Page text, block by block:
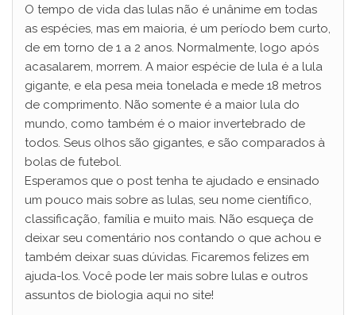
O tempo de vida das lulas não é unânime em todas
as espécies, mas em maioria, é um período bem curto,
de em torno de 1 a 2 anos. Normalmente, logo após
acasalarem, morrem. A maior espécie de lula é a lula
gigante, e ela pesa meia tonelada e mede 18 metros
de comprimento. Não somente é a maior lula do
mundo, como também é o maior invertebrado de
todos. Seus olhos são gigantes, e são comparados à
bolas de futebol.
Esperamos que o post tenha te ajudado e ensinado
um pouco mais sobre as lulas, seu nome científico,
classificação, família e muito mais. Não esqueça de
deixar seu comentário nos contando o que achou e
também deixar suas dúvidas. Ficaremos felizes em
ajuda-los. Você pode ler mais sobre lulas e outros
assuntos de biologia aqui no site!